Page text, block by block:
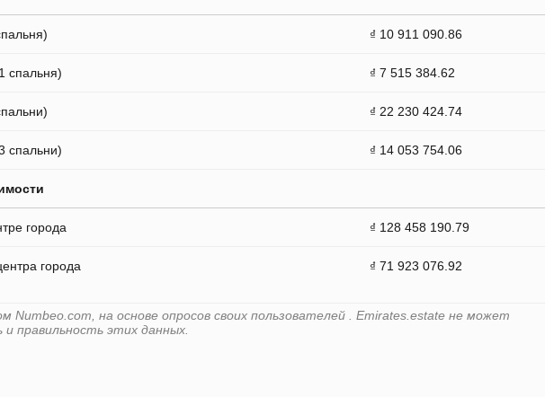
₫ 10 911 090.86
спальня) ₫ 7 515 384.62
₫ 22 230 424.74
спальни) ₫ 14 053 754.06
города ₫ 128 458 190.79
города ₫ 71 923 076.92
Numbeo.com, на основе опросов своих пользователей . Emirates.estate не может
правильность этих данных.